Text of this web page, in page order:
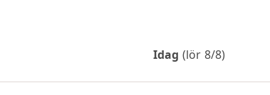
Idag (lör 8/8)